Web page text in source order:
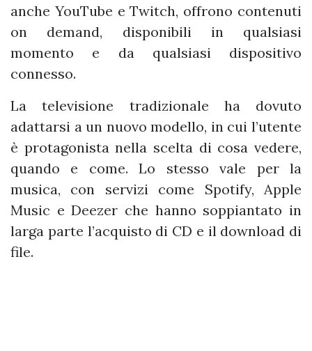
anche YouTube e Twitch, offrono contenuti
on demand, disponibili in qualsiasi
momento e da qualsiasi dispositivo
connesso.
La televisione tradizionale ha dovuto
adattarsi a un nuovo modello, in cui l’utente
è protagonista nella scelta di cosa vedere,
quando e come. Lo stesso vale per la
musica, con servizi come Spotify, Apple
Music e Deezer che hanno soppiantato in
larga parte l’acquisto di CD e il download di
file.